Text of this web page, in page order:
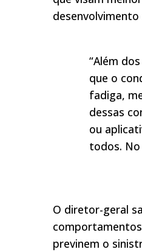
“Além
que o
fadiga,
dessas
ou
todos.
O diretor-geral
previnem o